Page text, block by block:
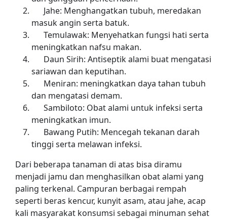
Jahe: Menghangatkan tubuh, meredakan
masuk angin serta batuk.
Temulawak: Menyehatkan fungsi hati serta
meningkatkan nafsu makan.
Daun Sirih: Antiseptik alami buat mengatasi
sariawan dan keputihan.
Meniran: meningkatkan daya tahan tubuh
dan mengatasi demam.
Sambiloto: Obat alami untuk infeksi serta
meningkatkan imun.
Bawang Putih: Mencegah tekanan darah
tinggi serta melawan infeksi.
Dari beberapa tanaman di atas bisa diramu
menjadi jamu dan menghasilkan obat alami yang
paling terkenal. Campuran berbagai rempah
seperti beras kencur, kunyit asam, atau jahe, acap
kali masyarakat konsumsi sebagai minuman sehat